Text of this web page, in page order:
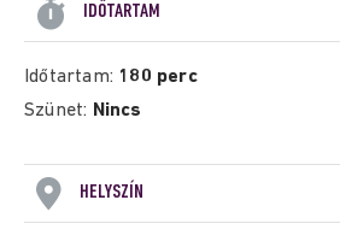
IDŐTARTAM
Időtartam: 180 perc
Szünet: Nincs
HELYSZÍN